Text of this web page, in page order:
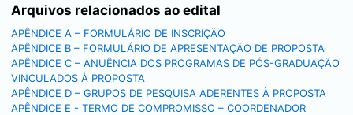
Arquivos relacionados ao edital
APÊNDICE A – FORMULÁRIO DE INSCRIÇÃO
APÊNDICE B – FORMULÁRIO DE APRESENTAÇÃO DE PROPOSTA
APÊNDICE C – ANUÊNCIA DOS PROGRAMAS DE PÓS-GRADUAÇÃO
VINCULADOS À PROPOSTA
APÊNDICE D – GRUPOS DE PESQUISA ADERENTES À PROPOSTA
APÊNDICE E - TERMO DE COMPROMISSO – COORDENADOR